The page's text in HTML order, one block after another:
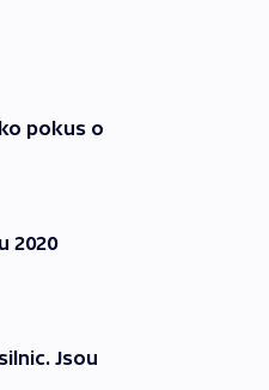
pokus o
2020
Jsou